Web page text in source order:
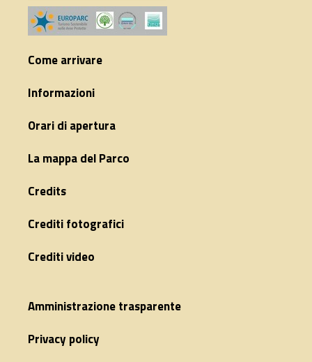
Come arrivare
Informazioni
Orari di apertura
La mappa del Parco
Credits
Crediti fotografici
Crediti video
Amministrazione trasparente
Privacy policy